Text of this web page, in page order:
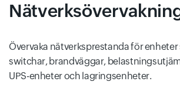
Övervaka nätverksprestanda för
switchar, brandväggar,
UPS-enheter och lagringsenheter.